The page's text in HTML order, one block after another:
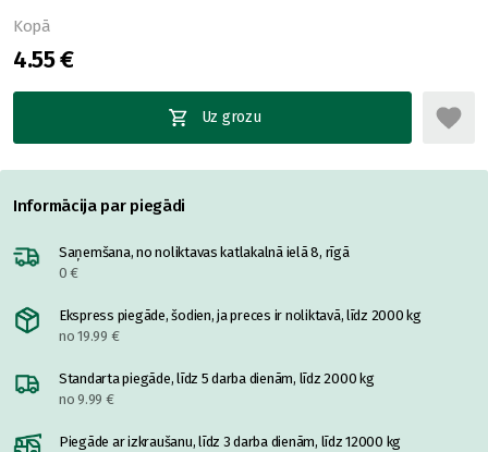
Kopā
4.55 €
Uz grozu
Informācija par piegādi
Saņemšana, no noliktavas katlakalnā ielā 8, rīgā
0 €
Ekspress piegāde, šodien, ja preces ir noliktavā, līdz 2000 kg
no 19.99 €
Standarta piegāde, līdz 5 darba dienām, līdz 2000 kg
no 9.99 €
Piegāde ar izkraušanu, līdz 3 darba dienām, līdz 12000 kg